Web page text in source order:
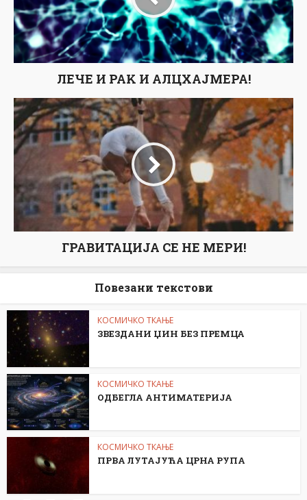
ЛЕЧЕ И РАK И АЛЦХАЈМЕРА!
ГРАВИТАЦИЈА СЕ НЕ МЕРИ!
Повезани текстови
КОСМИЧКО ТКАЊЕ
ЗВЕЗДАНИ ЏИН БЕЗ ПРЕМЦА
КОСМИЧКО ТКАЊЕ
ОДБЕГЛА АНТИМАТЕРИЈА
КОСМИЧКО ТКАЊЕ
ПРВА ЛУТАЈУЋА ЦРНА РУПА